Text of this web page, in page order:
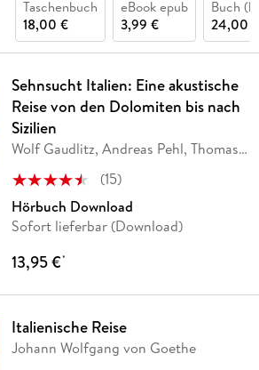
Taschenbuch
18,00 €
eBook epub
3,99 €
Buch
24,00 €
Sehnsucht Italien: Eine akustische
Reise von den Dolomiten bis nach
Sizilien
Wolf Gaudlitz, Andreas Pehl, Thomas
(15)
Hörbuch Download
Sofort lieferbar (Download)
13,95 €*
Italienische Reise
Johann Wolfgang von Goethe